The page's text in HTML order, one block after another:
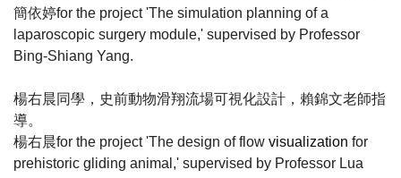
簡依婷for the project 'The simulation planning of a
laparoscopic surgery module,' supervised by Professor
Bing-Shiang Yang.
楊右晨同學，史前動物滑翔流場可視化設計，賴錦文老師指
導。
楊右晨for the project 'The design of flow visualization for
prehistoric gliding animal ,' supervised by Professor Lua